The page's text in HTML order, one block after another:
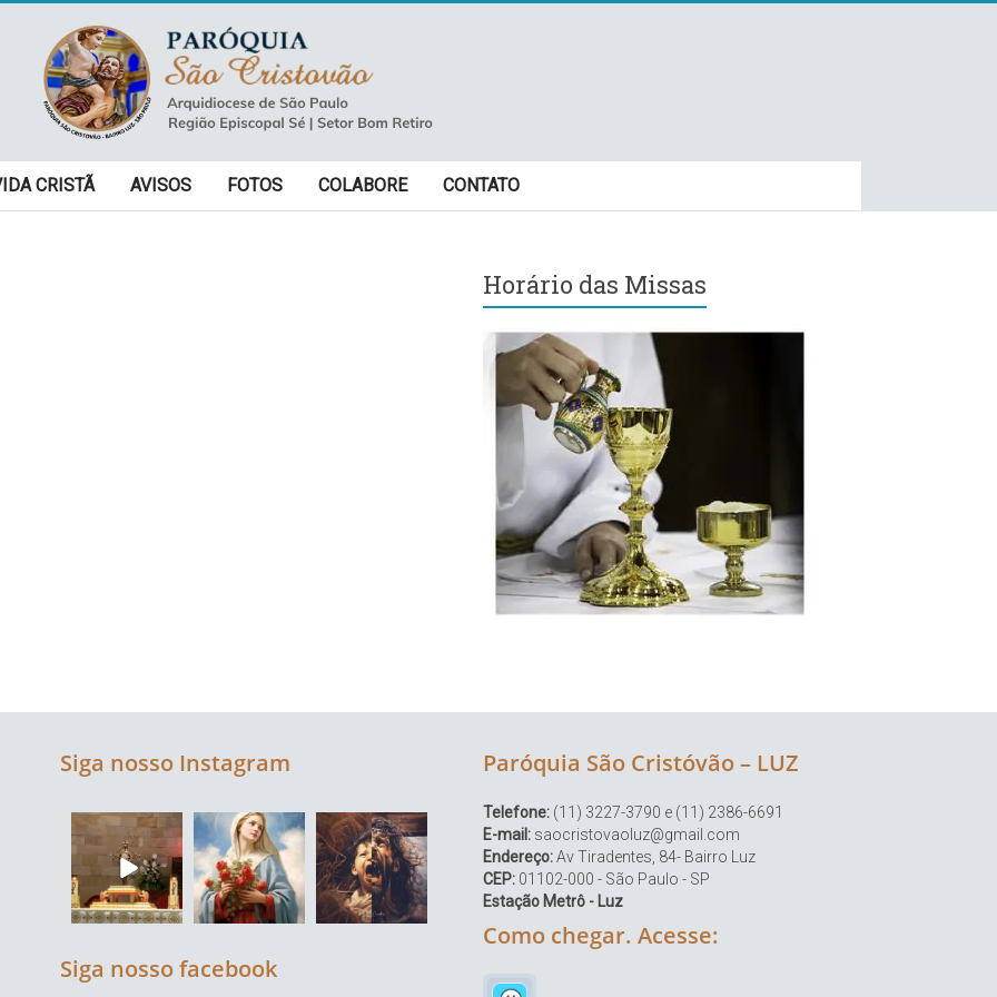
CRISTÃ AVISOS FOTOS COLABORE CONTATO
Horário das Missas
Siga nosso Instagram
Siga nosso facebook
Paróquia São Cristóvão – LUZ
Telefone: (11) 3227-3790 e (11) 2386-6691
E-mail: saocristovaoluz@gmail.com
Endereço:Av Tiradentes, 84- Bairro Luz
CEP: 01102-000 - São Paulo - SP
Estação Metrô - Luz
Como chegar. Acesse: